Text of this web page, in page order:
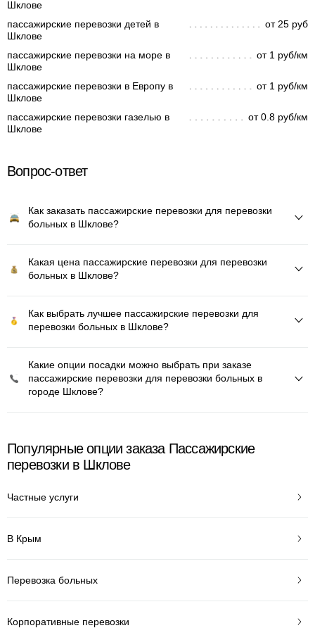
Шклове
пассажирские перевозки детей в
Шклове
от 25 руб
пассажирские перевозки на море в
Шклове
от 1 руб/км
пассажирские перевозки в Европу в
Шклове
от 1 руб/км
пассажирские перевозки газелью в
Шклове
от 0.8 руб/км
Вопрос-ответ
Как заказать пассажирские перевозки для перевозки
больных в Шклове?
Какая цена пассажирские перевозки для перевозки
больных в Шклове?
Как выбрать лучшее пассажирские перевозки для
перевозки больных в Шклове?
Какие опции посадки можно выбрать при заказе
пассажирские перевозки для перевозки больных в
городе Шклове?
Популярные опции заказа Пассажирские
перевозки в Шклове
Частные услуги
В Крым
Перевозка больных
Корпоративные перевозки